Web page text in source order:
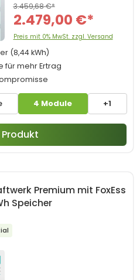
4 Module +1
2.479,00 €*
3.459,68 €*
Preis mit 0% MwSt. zzgl. Versand
(8,44 kWh)
für mehr Ertrag
Produkt
Premium mit FoxEss
Speicher